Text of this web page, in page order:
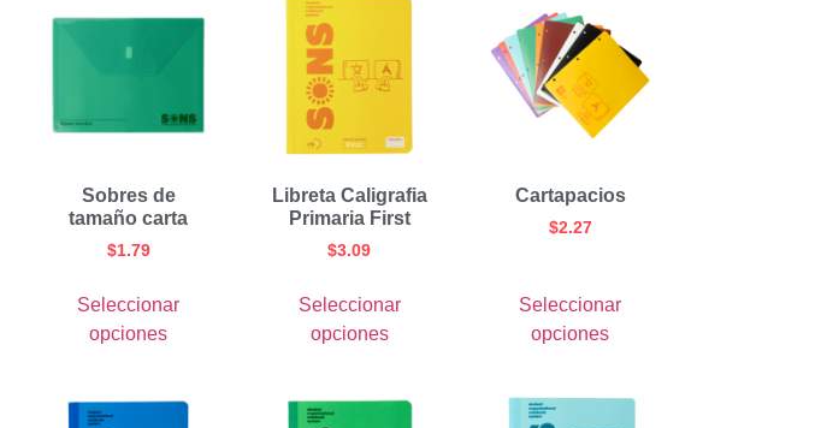
Sobres de
tamaño carta
$1.79
Seleccionar
opciones
Libreta Caligrafia
Primaria First
$3.09
Seleccionar
opciones
Cartapacios
$2.27
Seleccionar
opciones